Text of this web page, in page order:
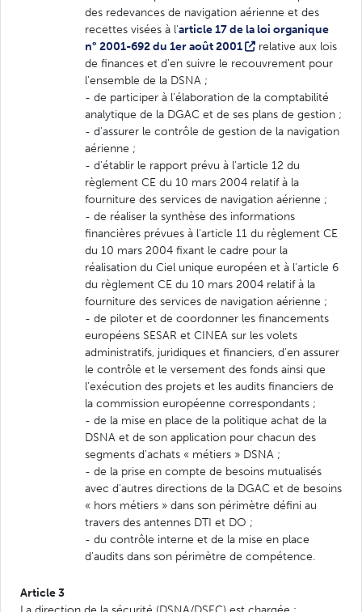
des redevances de navigation aérienne et des
recettes visées à l'article 17 de la loi organique
n° 2001-692 du 1er août 2001
relative aux lois
de finances et d'en suivre le recouvrement pour
l'ensemble de la DSNA ;
- de participer à l'élaboration de la comptabilité
analytique de la DGAC et de ses plans de gestion ;
- d'assurer le contrôle de gestion de la navigation
aérienne ;
- d'établir le rapport prévu à l'article 12 du
règlement CE du 10 mars 2004 relatif à la
fourniture des services de navigation aérienne ;
- de réaliser la synthèse des informations
financières prévues à l'article 11 du règlement CE
du 10 mars 2004 fixant le cadre pour la
réalisation du Ciel unique européen et à l'article 6
du règlement CE du 10 mars 2004 relatif à la
fourniture des services de navigation aérienne ;
- de piloter et de coordonner les financements
européens SESAR et CINEA sur les volets
administratifs, juridiques et financiers, d'en assurer
le contrôle et le versement des fonds ainsi que
l'exécution des projets et les audits financiers de
la commission européenne correspondants ;
- de la mise en place de la politique achat de la
DSNA et de son application pour chacun des
segments d'achats « métiers » DSNA ;
- de la prise en compte de besoins mutualisés
avec d'autres directions de la DGAC et de besoins
« hors métiers » dans son périmètre défini au
travers des antennes DTI et DO ;
- du contrôle interne et de la mise en place
d'audits dans son périmètre de compétence.
Article 3